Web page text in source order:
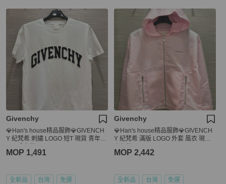
Givenchy
💎Han's house精品服飾💎GIVENCH
Y 紀梵希 刺繡 LOGO 短T 現貨 青年款
MOP 1,491
全新品 台灣 免運
Givenchy
💎Han's house精品服飾💎GIVENCH
Y 紀梵希 滿版 LOGO 外套 風衣 現貨
MOP 2,442
全新品 台灣 免運